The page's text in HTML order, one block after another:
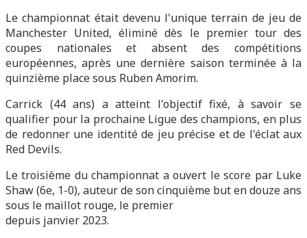
Le championnat était devenu l'unique terrain de jeu de
Manchester United, éliminé dès le premier tour des
coupes nationales et absent des compétitions
européennes, après une dernière saison terminée à la
quinzième place sous Ruben Amorim.
Carrick (44 ans) a atteint l'objectif fixé, à savoir se
qualifier pour la prochaine Ligue des champions, en plus
de redonner une identité de jeu précise et de l'éclat aux
Red Devils.
Le troisième du championnat a ouvert le score par Luke
Shaw (6e, 1-0), auteur de son cinquième but en douze ans
sous le maillot rouge, le premier
depuis janvier 2023.